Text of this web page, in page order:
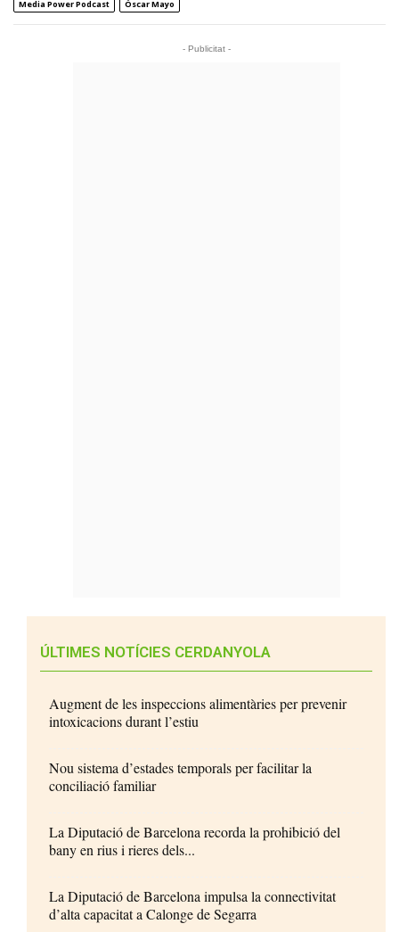
Media Power Podcast Óscar Mayo
- Publicitat -
ÚLTIMES NOTÍCIES CERDANYOLA
Augment de les inspeccions alimentàries per prevenir
intoxicacions durant l’estiu
Nou sistema d’estades temporals per facilitar la
conciliació familiar
La Diputació de Barcelona recorda la prohibició del
bany en rius i rieres dels...
La Diputació de Barcelona impulsa la connectivitat
d’alta capacitat a Calonge de Segarra